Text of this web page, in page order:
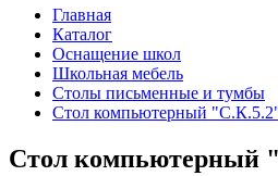
Главная
Каталог
Оснащение школ
Школьная мебель
Столы письменные и тумбы
Стол компьютерный
Стол компьютерный